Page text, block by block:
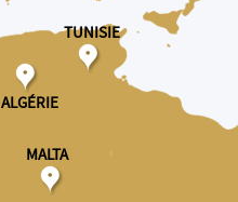
TUNISIE
ALGÉRIE
MALTA